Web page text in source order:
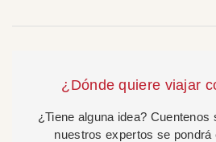
¿Dónde quiere viajar
¿Tiene alguna idea?
nuestros expertos se pondrá